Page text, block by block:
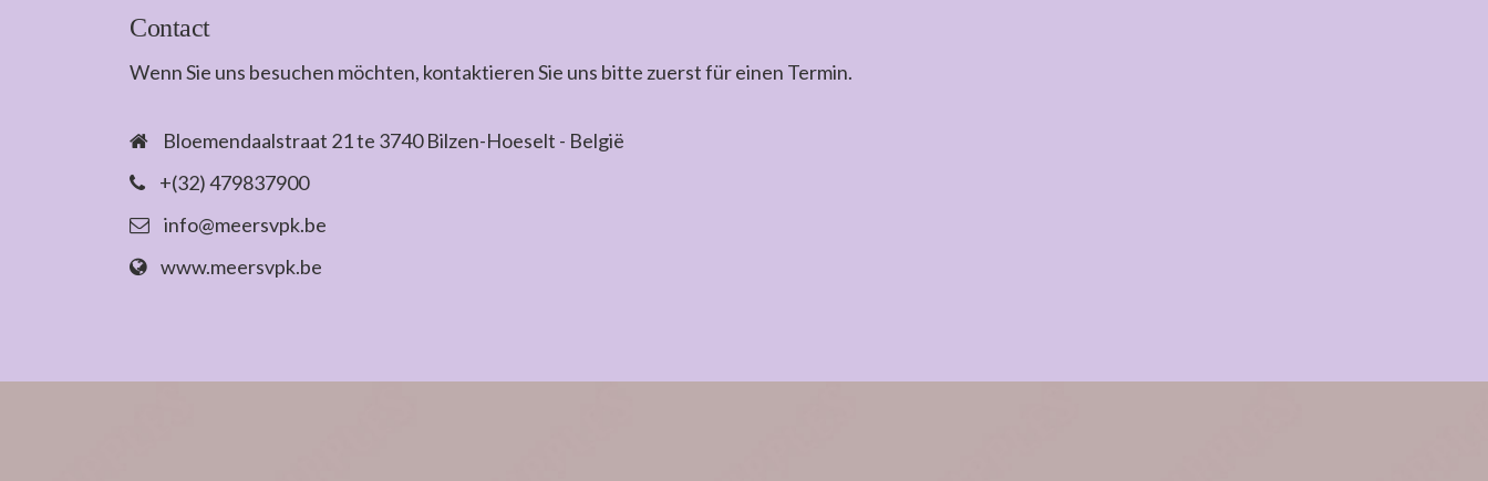
Contact
Wenn Sie uns besuchen möchten, kontaktieren Sie uns bitte zuerst für einen Termin.
Bloemendaalstraat 21 te 3740 Bilzen-Hoeselt - België
+(32) 479837900
info@meersvpk.be
www.meersvpk.be